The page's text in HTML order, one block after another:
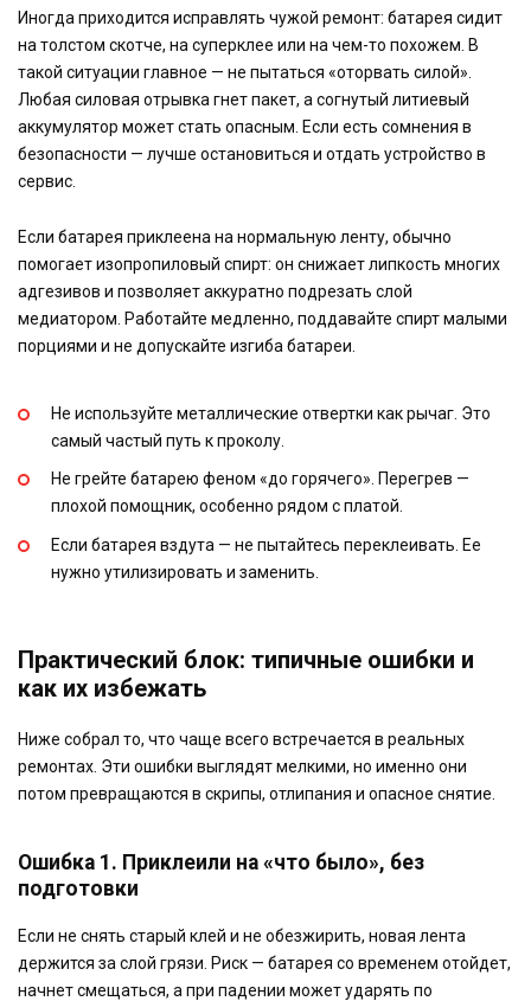
Иногда приходится исправлять чужой ремонт: батарея сидит
на толстом скотче, на суперклее или на чем-то похожем. В
такой ситуации главное — не пытаться «оторвать силой».
Любая силовая отрывка гнет пакет, а согнутый литиевый
аккумулятор может стать опасным. Если есть сомнения в
безопасности — лучше остановиться и отдать устройство в
сервис.
Если батарея приклеена на нормальную ленту, обычно
помогает изопропиловый спирт: он снижает липкость многих
адгезивов и позволяет аккуратно подрезать слой
медиатором. Работайте медленно, поддавайте спирт малыми
порциями и не допускайте изгиба батареи.
Не используйте металлические отвертки как рычаг. Это
самый частый путь к проколу.
Не грейте батарею феном «до горячего». Перегрев —
плохой помощник, особенно рядом с платой.
Если батарея вздута — не пытайтесь переклеивать. Ее
нужно утилизировать и заменить.
Практический блок: типичные ошибки и
как их избежать
Ниже собрал то, что чаще всего встречается в реальных
ремонтах. Эти ошибки выглядят мелкими, но именно они
потом превращаются в скрипы, отлипания и опасное снятие.
Ошибка 1. Приклеили на «что было», без
подготовки
Если не снять старый клей и не обезжирить, новая лента
держится за слой грязи. Риск — батарея со временем отойдет,
начнет смещаться, а при падении может ударять по